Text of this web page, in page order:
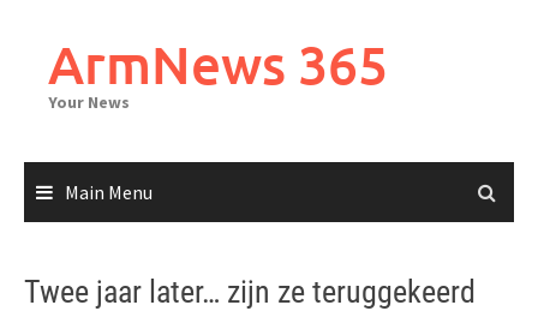
contentArmNews 365
Your News
Main Menu
Twee jaar later… zijn ze teruggekeerd